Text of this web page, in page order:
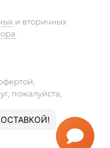
и вторичных
пожалуйста,